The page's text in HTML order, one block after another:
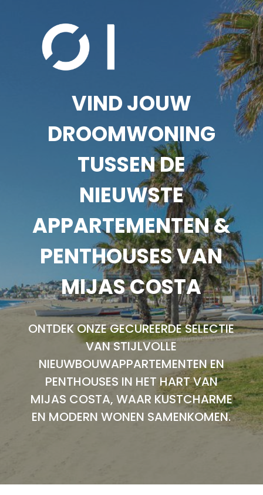
VIND JOUW
DROOMWONING
TUSSEN DE
NIEUWSTE
APPARTEMENTEN &
PENTHOUSES VAN
MIJAS COSTA
ONTDEK ONZE GECUREERDE SELECTIE
VAN STIJLVOLLE
NIEUWBOUWAPPARTEMENTEN EN
PENTHOUSES IN HET HART VAN
MIJAS COSTA, WAAR KUSTCHARME
EN MODERN WONEN SAMENKOMEN.